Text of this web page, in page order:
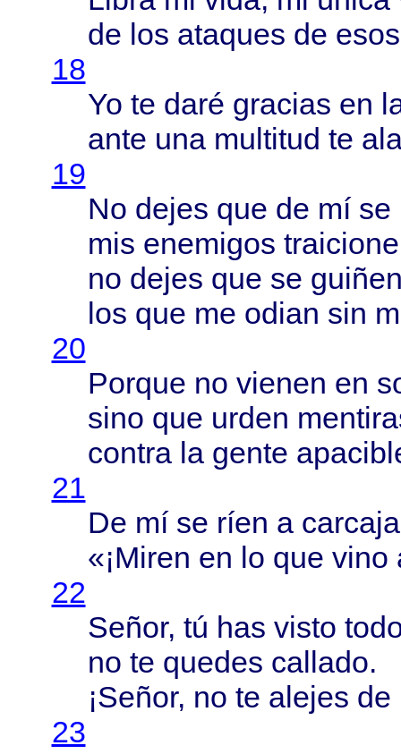
de los ataques de esos
18
Yo te daré gracias en
ante una multitud te
19
No dejes que de mí se
mis enemigos
no dejes que se
los que me odian sin
20
Porque no vienen en
sino que urden
contrala gente
21
De mí se ríen a
«¡Miren en lo que vino
22
Señor, tú has visto
no te quedes callado.
¡Señor, no te alejes de
23